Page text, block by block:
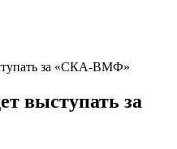
за «СКА-ВМФ»
выступать за